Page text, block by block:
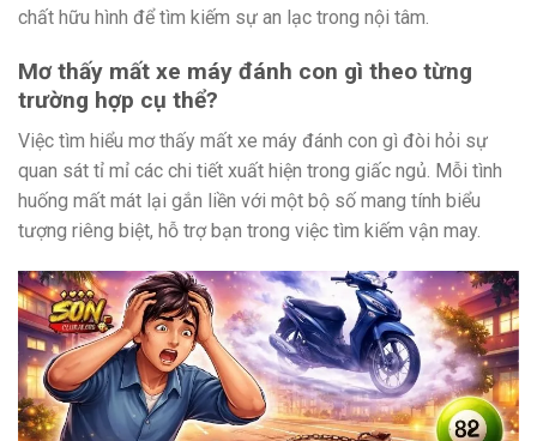
chất hữu hình để tìm kiếm sự an lạc trong nội tâm.
Mơ thấy mất xe máy đánh con gì theo từng
trường hợp cụ thể?
Việc tìm hiểu mơ thấy mất xe máy đánh con gì đòi hỏi sự
quan sát tỉ mỉ các chi tiết xuất hiện trong giấc ngủ. Mỗi tình
huống mất mát lại gắn liền với một bộ số mang tính biểu
tượng riêng biệt, hỗ trợ bạn trong việc tìm kiếm vận may.